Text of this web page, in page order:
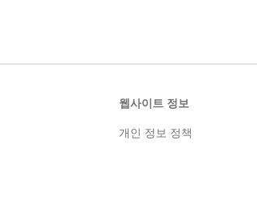
웹사이트 정보
개인 정보 정책